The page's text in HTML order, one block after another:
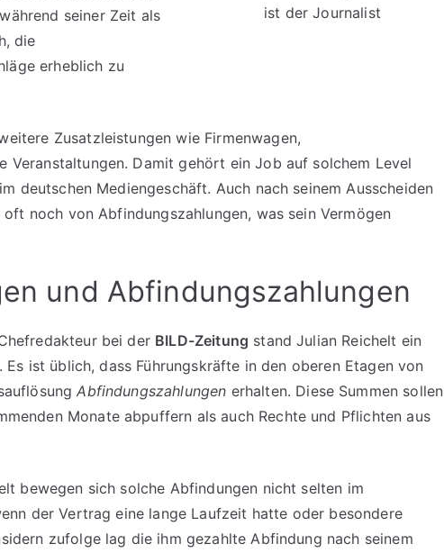
ist der Journalist
seiner Zeit als
die
erheblich zu
Zusatzleistungen wie Firmenwagen,
Veranstaltungen. Damit gehört ein Job auf solchem Level
deutschen Mediengeschäft. Auch nach seinem Ausscheiden
noch von Abfindungszahlungen, was sein Vermögen
und Abfindungszahlungen
bei der BILD-Zeitung stand Julian Reichelt ein
ist üblich, dass Führungskräfte in den oberen Etagen von
Abfindungszahlungen erhalten. Diese Summen sollen
Monate abpuffern als auch Rechte und Pflichten aus
bewegen sich solche Abfindungen nicht selten im
der Vertrag eine lange Laufzeit hatte oder besondere
zufolge lag die ihm gezahlte Abfindung nach seinem